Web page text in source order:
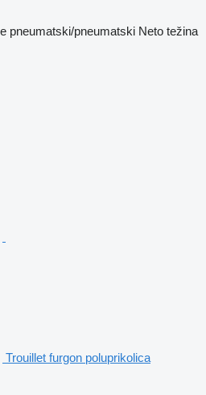
pneumatski/pneumatski Neto težina
Trouillet furgon poluprikolica